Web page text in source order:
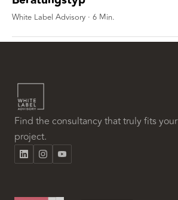
White Label Advisory · 6 Min.
Find the consultancy that truly fits your
project.